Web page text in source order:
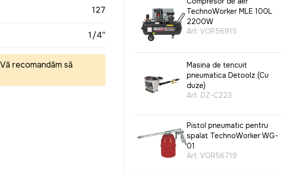
127
1/4"
recomandăm să
TechnoWorker MLE 100L
2200W
Art: VOR56915
Masina de tencuit
pneumatica Detoolz (Cu
duze)
Art: DZ-C223
Pistol pneumatic pentru
spalat TechnoWorker WG-
01
Art: VOR56719